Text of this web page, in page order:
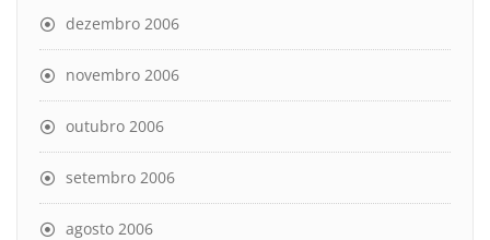
dezembro 2006
novembro 2006
outubro 2006
setembro 2006
agosto 2006